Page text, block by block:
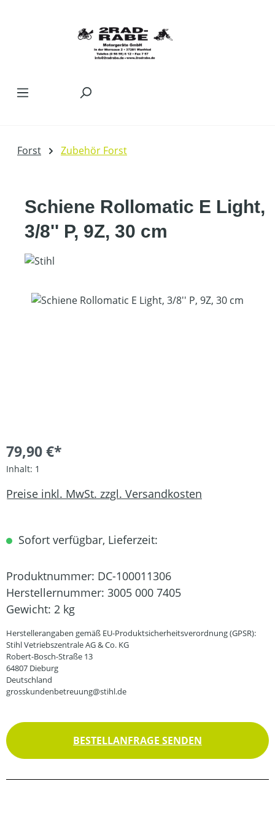
Forst Zubehör Forst
Schiene Rollomatic E Light,
3/8'' P, 9Z, 30 cm
Bildergalerie überspringen
79,90 €*
Inhalt: 1
Preise inkl. MwSt. zzgl. Versandkosten
Sofort verfügbar, Lieferzeit:
Produktnummer: DC-100011306
Herstellernummer: 3005 000 7405
Gewicht: 2 kg
Herstellerangaben gemäß EU-Produktsicherheitsverordnung (GPSR):
Stihl Vetriebszentrale AG & Co. KG
Robert-Bosch-Straße 13
64807 Dieburg
Deutschland
grosskundenbetreuung@stihl.de
BESTELLANFRAGE SENDEN